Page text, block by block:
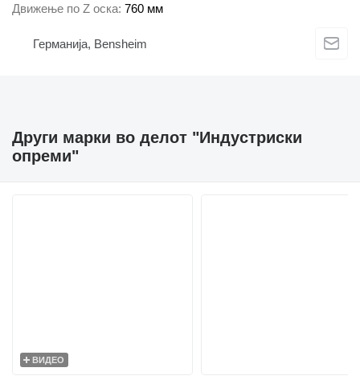
Движење по Z оска 760 мм
Германија, Bensheim
Други марки во делот "Индустриски
опреми"
ВИДЕО